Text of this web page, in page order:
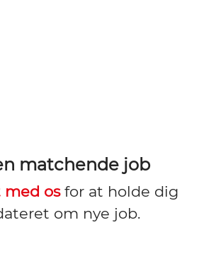
matchende job
med osfor at holde dig
om nye job.